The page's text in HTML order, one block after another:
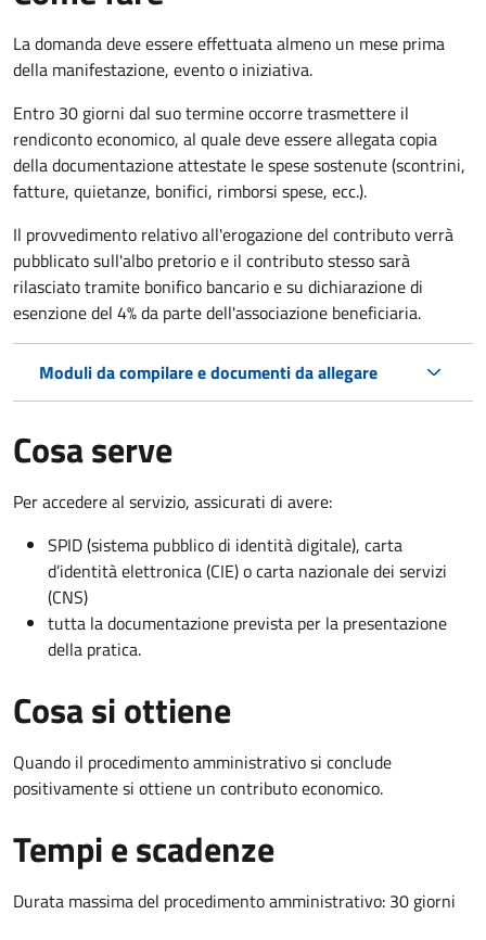
La domanda deve essere effettuata almeno un mese prima
della manifestazione, evento o iniziativa.
Entro 30 giorni dal suo termine occorre trasmettere il
rendiconto economico, al quale deve essere allegata copia
della documentazione attestate le spese sostenute (scontrini,
fatture, quietanze, bonifici, rimborsi spese, ecc.).
Il provvedimento relativo all'erogazione del contributo verrà
pubblicatosull'albo pretorio e il contributo stesso sarà
rilasciato tramite bonifico bancario e su dichiarazione di
esenzione del 4% da parte dell'associazione beneficiaria.
Moduli da compilare e documenti da allegare
Cosa serve
Per accedere al servizio, assicurati di avere:
SPID (sistema pubblico di identità digitale), carta
d’identità elettronica (CIE) o carta nazionale dei servizi
(CNS)
tutta la documentazione prevista per la presentazione
della pratica.
Cosa si ottiene
Quando il procedimento amministrativo si conclude
positivamente si ottiene un contributo economico.
Tempi e scadenze
Durata massima del procedimento amministrativo: 30 giorni